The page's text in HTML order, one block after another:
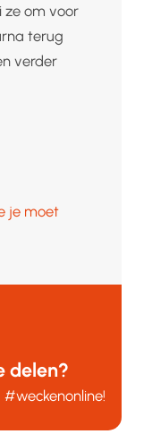
ze om voor
terug
verder
je moet
delen?
#weckenonline!